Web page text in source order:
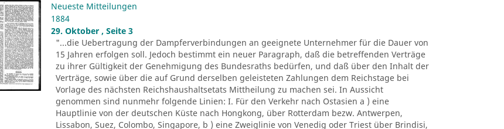
Neueste Mitteilungen
1884
29. Oktober , Seite 3
"...die Uebertragung der Dampferverbindungen an geeignete Unternehmer für die Dauer von
15 Jahren erfolgen soll. Jedoch bestimmt ein neuer Paragraph, daß die betreffenden Verträge
zu ihrer Gültigkeit der Genehmigung des Bundesraths bedürfen, und daß über den Inhalt der
Verträge, sowie über die auf Grund derselben geleisteten Zahlungen dem Reichstage bei
Vorlage des nächsten Reichshaushaltsetats Mittheilung zu machen sei. In Aussicht
genommen sind nunmehr folgende Linien: I. Für den Verkehr nach Ostasien a ) eine
Hauptlinie von der deutschen Küste nach Hongkong, über Rotterdam bezw. Antwerpen,
Lissabon, Suez, Colombo, Singapore, b ) eine Zweiglinie von Venedig oder Triest über Brindisi,